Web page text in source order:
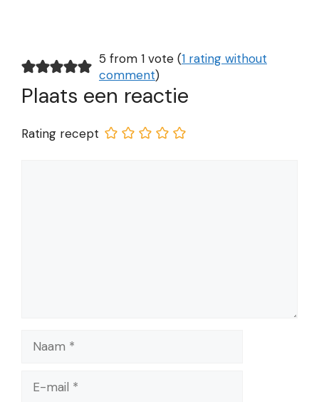
5 from 1 vote (1 rating without
comment)
Plaats een reactie
Rating recept
mail